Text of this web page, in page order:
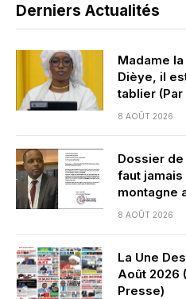
Derniers Actualités
Madame
Dièye, il
tablier
8 AOÛT 2026
Dossier de
faut
montagne
8 AOÛT 2026
La Une
Août 2026
Presse)